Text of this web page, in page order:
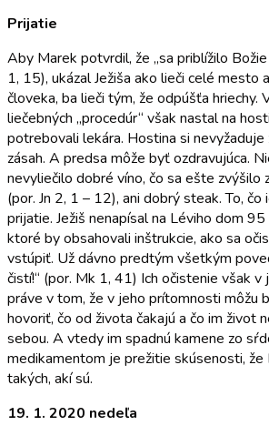
Prijatie
Aby Marek potvrdil, že „sa priblížilo
1, 15), ukázal Ježiša ako lieči celé mesto
človeka, ba lieči tým, že odpúšťa hriechy.
liečebných „procedúr“ však nastal na
potrebovali le­kára. Hostina si nevyžaduje
zásah. A predsa môže byť ozdravujúca.
nevyliečilo dobré víno, čo sa ešte zvýšilo
(por. Jn 2, 1 – 12), ani dobrý steak. To, čo
prijatie. Ježiš nenapísal na Léviho dom
ktoré by obsahovali in­štrukcie, ako sa
vstúpiť. Už dávno predtým všetkým
čis­tí!“ (por. Mk 1, 41) Ich očistenie však v
práve v tom, že v jeho prítomnosti môžu
hovoriť, čo od života čakajú a čo im život
sebou. A vtedy im spadnú kamene zo
medikamentom je preži­tie skúsenosti, že
takých, akí sú.
19. 1. 2020 nedeľa